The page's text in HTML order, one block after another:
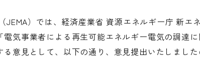
JEMA）では、経済産業省 資源エネルギー庁 新エ
気事業者による再生可能エネルギー電気の調達
意見として、以下の通り、意見提出いたしました